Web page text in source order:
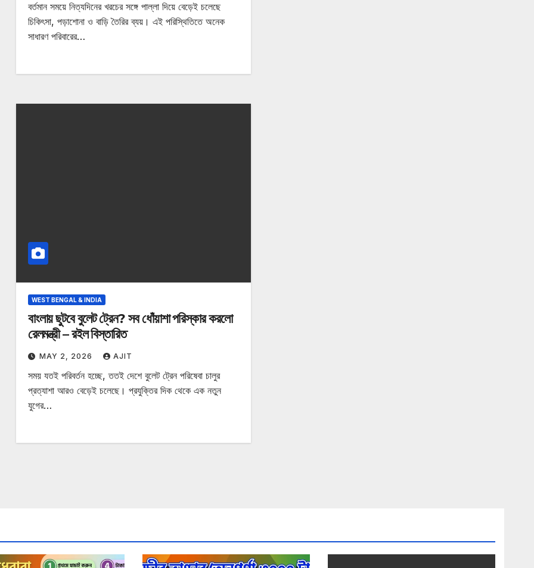
বর্তমান সময়ে নিত্যদিনের খরচের সঙ্গে পাল্লা দিয়ে বেড়েই চলেছে
চিকিৎসা, পড়াশোনা ও বাড়ি তৈরির ব্যয়। এই পরিস্থিতিতে অনেক
সাধারণ পরিবারের…
WEST BENGAL & INDIA
বাংলায় ছুটবে বুলেট ট্রেন? সব ধোঁয়াশা পরিস্কার করলো
রেলমন্ত্রী – রইল বিস্তারিত
MAY 2, 2026 AJIT
সময় যতই পরিবর্তন হচ্ছে, ততই দেশে বুলেট ট্রেন পরিষেবা চালুর
প্রত্যাশা আরও বেড়েই চলেছে। প্রযুক্তির দিক থেকে এক নতুন
যুগের…